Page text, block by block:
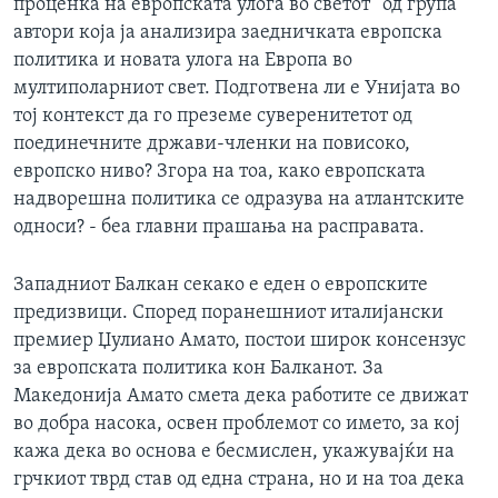
проценка на европската улога во светот“ од група
автори која ја анализира заедничката европска
политика и новата улога на Европа во
мултиполарниот свет. Подготвена ли е Унијата во
тој контекст да го преземе суверенитетот од
поединечните држави-членки на повисоко,
европско ниво? Згора на тоа, како европската
надворешна политика се одразува на атлантските
односи? - беа главни прашања на расправата.
Западниот Балкан секако е еден о европските
предизвици. Според поранешниот италијански
премиер Џулиано Амато, постои широк консензус
за европската политика кон Балканот. За
Македонија Амато смета дека работите се движат
во добра насока, освен проблемот со името, за кој
кажа дека во основа е бесмислен, укажувајќи на
грчкиот тврд став од една страна, но и на тоа дека